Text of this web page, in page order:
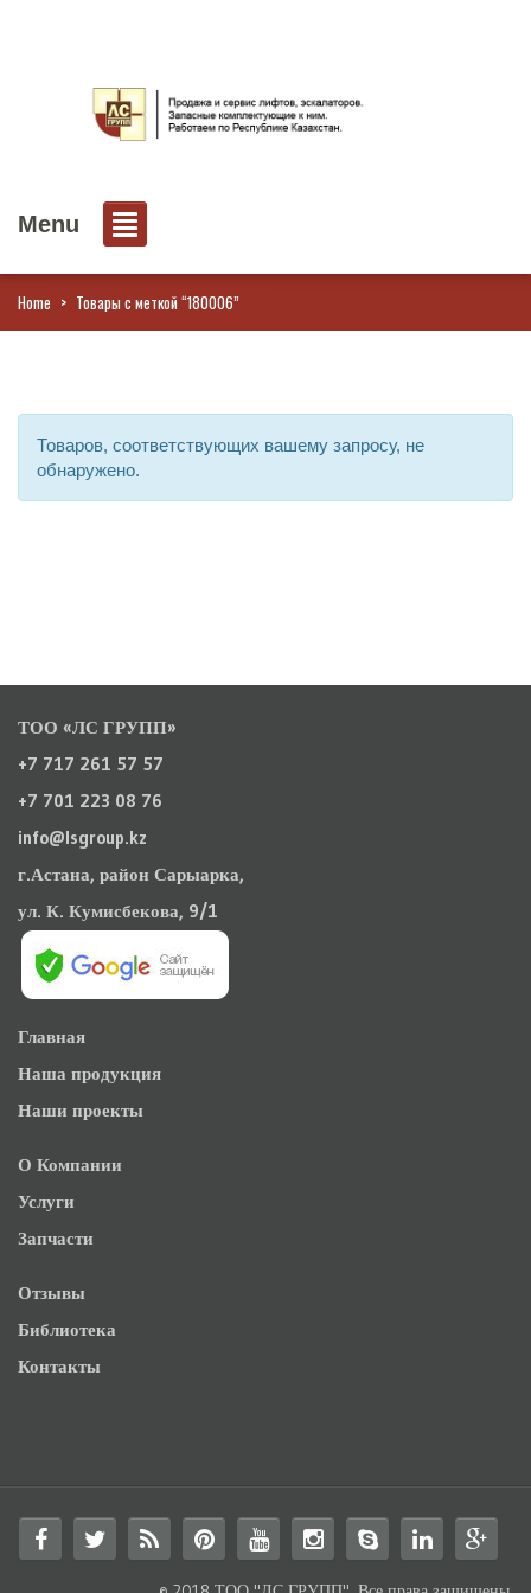
Menu
Home > Товары с меткой “180006”
Товаров, соответствующих вашему запросу, не
обнаружено.
ТОО «ЛС ГРУПП»
+7 717 261 57 57
+7 701 223 08 76
info@lsgroup.kz
г.Астана, район Сарыарка,
ул. К. Кумисбекова, 9/1
Главная
Наша продукция
Наши проекты
О Компании
Услуги
Запчасти
Отзывы
Библиотека
Контакты